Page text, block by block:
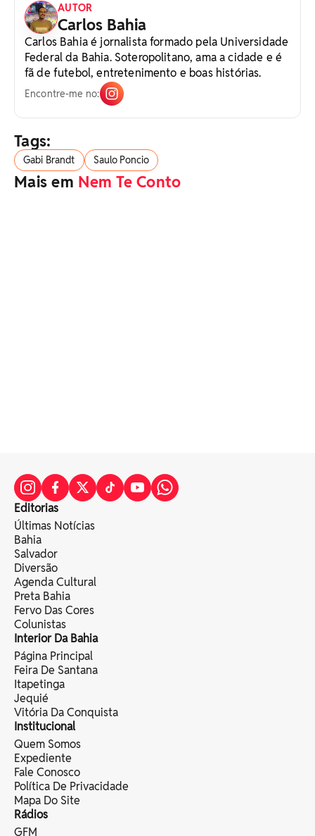
AUTOR
Carlos Bahia
Carlos Bahia é jornalista formado pela Universidade
Federal da Bahia. Soteropolitano, ama a cidade e é
fã de futebol, entretenimento e boas histórias.
Encontre-me no:
Tags:
Gabi Brandt Saulo Poncio
Mais em Nem Te Conto
Editorias
Últimas Notícias
Bahia
Salvador
Diversão
Agenda Cultural
Preta Bahia
Fervo Das Cores
Colunistas
Interior Da Bahia
Página Principal
Feira De Santana
Itapetinga
Jequié
Vitória Da Conquista
Institucional
Quem Somos
Expediente
Fale Conosco
Política De Privacidade
Mapa Do Site
Rádios
GFM